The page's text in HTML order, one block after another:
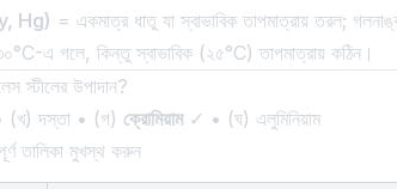
Hg) = একমাত্র ধাতু যা স্বাভাবিক তাপমাত্রায় তরল;
এ গলে, কিন্তু স্বাভাবিক (২৫°C) তাপমাত্রায় কঠিন।
স্টীলের উপাদান?
(খ) দস্তা • (গ) ক্রোমিয়াম✓ • (ঘ) এলুমিনিয়াম
তালিকা মুখস্থ করুন